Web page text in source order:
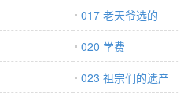
017 老天爷选的
020 学费
023 祖宗们的遗产